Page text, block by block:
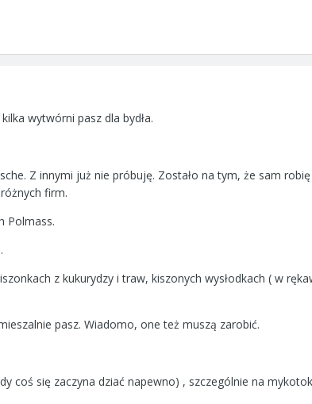
wytwórni pasz dla bydła.
Z innymi już nie próbuję. Zostało na tym, że sam
firm.
Polmass.
z kukurydzy i traw, kiszonych wysłodkach ( w
pasz. Wiadomo, one też muszą zarobić.
coś się zaczyna dziać napewno) , szczególnie na